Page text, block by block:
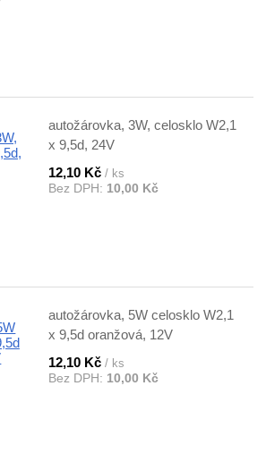
autožárovka, 3W, celosklo W2,1
x 9,5d, 24V
12,10 Kč / ks
Bez DPH: 10,00 Kč
autožárovka, 5W celosklo W2,1
x 9,5d oranžová, 12V
12,10 Kč / ks
Bez DPH: 10,00 Kč